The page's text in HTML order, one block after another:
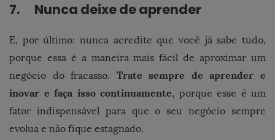
7. Nunca deixe de aprender
E, por último: nunca acredite que você já sabe tudo,
porque essa é a maneira mais fácil de aproximar um
negócio do fracasso. Trate sempre de aprender e
inovar e faça isso continuamente, porque esse é um
fator indispensável para que o seu negócio sempre
evolua e não fique estagnado.